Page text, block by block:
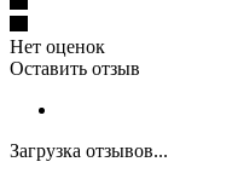
Нет оценок
Оставить отзыв
Загрузка отзывов...